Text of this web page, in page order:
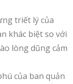
triết lý của
khác biệt so với
lòng dũng cảm
của ban quản